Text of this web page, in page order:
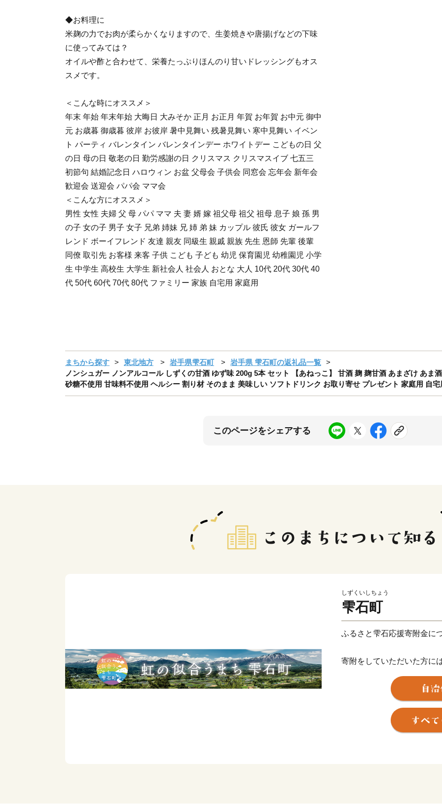
◆お料理に
米麹の力でお肉が柔らかくなりますので、生姜焼きや唐揚げなどの下味
に使ってみては？
オイルや酢と合わせて、栄養たっぷりほんのり甘いドレッシングもオス
スメです。
＜こんな時にオススメ＞
年末 年始 年末年始 大晦日 大みそか 正月 お正月 年賀 お年賀 お中元 御中
元 お歳暮 御歳暮 彼岸 お彼岸 暑中見舞い 残暑見舞い 寒中見舞い イベン
ト パーティ バレンタイン バレンタインデー ホワイトデー こどもの日 父
の日 母の日 敬老の日 勤労感謝の日 クリスマス クリスマスイブ 七五三
初節句 結婚記念日 ハロウィン お盆 父母会 子供会 同窓会 忘年会 新年会
歓迎会 送迎会 パパ会 ママ会
＜こんな方にオススメ＞
男性 女性 夫婦 父 母 パパ ママ 夫 妻 婿 嫁 祖父母 祖父 祖母 息子 娘 孫 男
の子 女の子 男子 女子 兄弟 姉妹 兄 姉 弟 妹 カップル 彼氏 彼女 ガールフ
レンド ボーイフレンド 友達 親友 同級生 親戚 親族 先生 恩師 先輩 後輩
同僚 取引先 お客様 来客 子供 こども 子ども 幼児 保育園児 幼稚園児 小学
生 中学生 高校生 大学生 新社会人 社会人 おとな 大人 10代 20代 30代 40
代 50代 60代 70代 80代 ファミリー 家族 自宅用 家庭用
まちから探す 東北地方 岩手県雫石町
岩手県 雫石町の返礼品一覧
ノンシュガー ノンアルコール しずくの甘酒 ゆず味 200g 5本 セット 【あねっこ】 甘酒 麹 麹甘酒 あまざけ あま
砂糖不使用 甘味料不使用 ヘルシー 割り材 そのまま 美味しい ソフトドリンク お取り寄せ プレゼント 家庭用 自
このページをシェアする
しずくいしちょう
雫石町
ふるさと雫石応援寄附金に
寄附をしていただいた方に
お送りさせていただきます
※お礼の品のお届けには1
・寄附につきましては、年